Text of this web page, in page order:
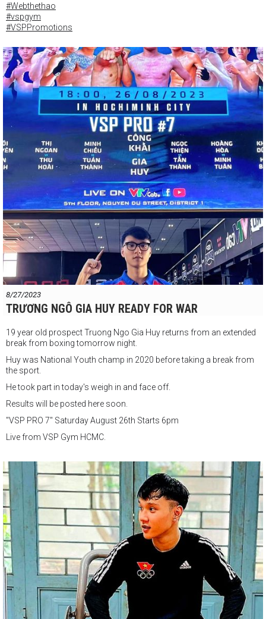
#Webthethao
#vspgym
#VSPPromotions
#vspboxing
8/27/2023
TRƯƠNG NGÔ GIA HUY READY FOR WAR
19 year old prospect Truong Ngo Gia Huy returns from an extended
break from boxing tomorrow night.
Huy was National Youth champ in 2020 before taking a break from
the sport.
He took part in today's weigh in and face off.
Results will be posted here soon.
"VSP PRO 7" Saturday August 26th Starts 6pm
Live from VSP Gym HCMC.